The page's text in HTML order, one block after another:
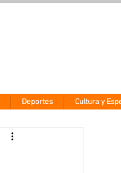
Deportes Cultura y